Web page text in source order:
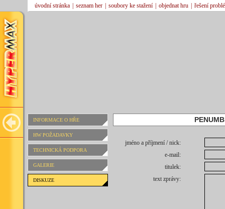
úvodní stránka seznam her soubory ke stažení objednat hru řešení
INFORMACE O HŘE
HW POŽADAVKY
TECHNICKÁ PODPORA
GALERIE
DISKUZE
jméno a příjmení / nick:
e-mail:
titulek:
text zprávy: